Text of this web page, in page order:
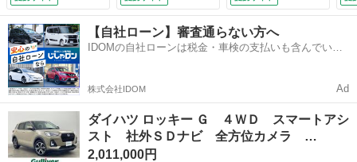
シートヒーター 純
正１７インチアルミ
ホイール ステアリ
ングスイッチ コー
ナーセンサー ＥＴ
Ｃ （なし）
ドドア ドラレコ
ＥＴＣ コーナーセ
ンサー フルセグ
オートハイビーム
（車検整備付）
ッドライト オート
マチックハイビー
ム スマートキー
ＵＳＢ入力端子 横
【自社ローン】審査通らない方へ
IDOMの自社ローンは税金・車検の支払いも含んでいる
株式会社IDOM Ad
ダイハツ ロッキー Ｇ ４ＷＤ スマートアシ
スト 社外ＳＤナビ 全方位カメラ …
2,011,000円